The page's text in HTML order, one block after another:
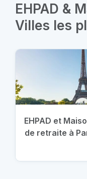
EHPAD &
Villes les
EHPAD et
de retraite à